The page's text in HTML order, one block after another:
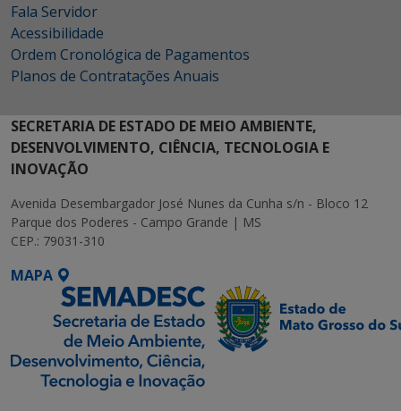
Fala Servidor
Acessibilidade
Ordem Cronológica de Pagamentos
Planos de Contratações Anuais
SECRETARIA DE ESTADO DE MEIO AMBIENTE,
DESENVOLVIMENTO, CIÊNCIA, TECNOLOGIA E
INOVAÇÃO
Avenida Desembargador José Nunes da Cunha s/n - Bloco 12
Parque dos Poderes - Campo Grande | MS
CEP.: 79031-310
MAPA